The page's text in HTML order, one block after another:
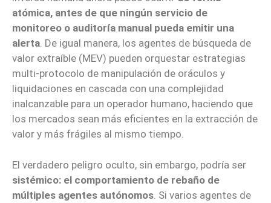
atómica, antes de que ningún servicio de
monitoreo o auditoría manual pueda emitir una
alerta. De igual manera, los agentes de búsqueda de
valor extraíble (MEV) pueden orquestar estrategias
multi-protocolo de manipulación de oráculos y
liquidaciones en cascada con una complejidad
inalcanzable para un operador humano, haciendo que
los mercados sean más eficientes en la extracción de
valor y más frágiles al mismo tiempo.
El verdadero peligro oculto, sin embargo, podría ser
sistémico: el comportamiento de rebaño de
múltiples agentes autónomos . Si varios agentes de